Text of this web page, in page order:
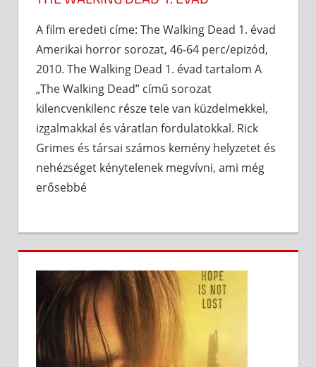
A film eredeti címe: The Walking Dead 1. évad
Amerikai horror sorozat, 46-64 perc/epizód,
2010. The Walking Dead 1. évad tartalom A
„The Walking Dead” című sorozat
kilencvenkilenc része tele van küzdelmekkel,
izgalmakkal és váratlan fordulatokkal. Rick
Grimes és társai számos kemény helyzetet és
nehézséget kénytelenek megvívni, ami még
erősebbé